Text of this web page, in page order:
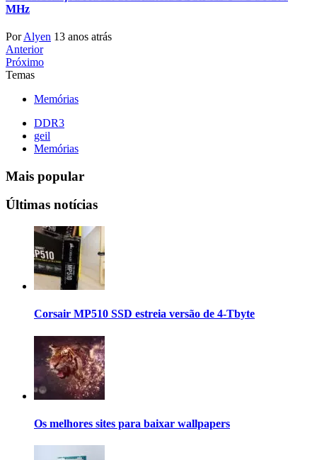
MHz
PorAlyen 13 anos atrás
Anterior
Próximo
Temas
Memórias
DDR3
geil
Memórias
Mais popular
Últimas notícias
Corsair MP510 SSD estreia versão de 4-Tbyte
Os melhores sites para baixar wallpapers